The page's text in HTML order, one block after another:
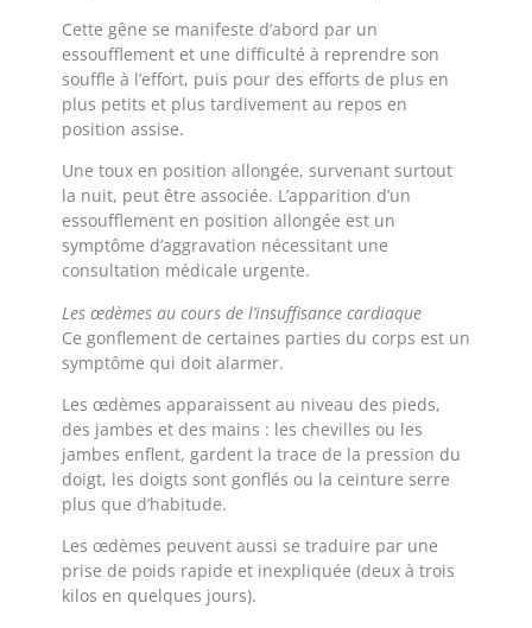
Cette gêne se manifeste d’abord par un
essoufflement et une difficulté à reprendre son
souffle à l’effort, puis pour des efforts de plus en
plus petits et plus tardivement au repos en
position assise.
Une toux en position allongée, survenant surtout
la nuit, peut être associée. L’apparition d’un
essoufflement en position allongée est un
symptôme d’aggravation nécessitant une
consultation médicale urgente.
Les œdèmes au cours de l’insuffisance cardiaque
Ce gonflement de certaines parties du corps est un
symptôme qui doit alarmer.
Les œdèmes apparaissent au niveau des pieds,
des jambes et des mains : les chevilles ou les
jambes enflent, gardent la trace de la pression du
doigt, les doigts sont gonflés ou la ceinture serre
plus que d’habitude.
Les œdèmes peuvent aussi se traduire par une
prise de poids rapide et inexpliquée (deux à trois
kilos en quelques jours).